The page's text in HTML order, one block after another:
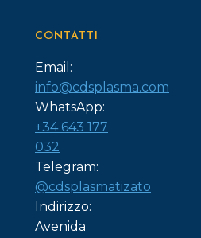
CONTATTI
Email:
info@cdsplasma.com
WhatsApp:
+34 643 177
032
Telegram:
@cdsplasmatizato
Indirizzo:
Avenida